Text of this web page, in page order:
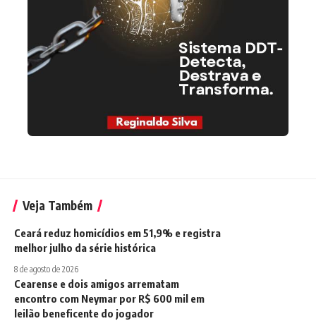
Veja Também
Ceará reduz homicídios em 51,9% e registra
melhor julho da série histórica
8 de agosto de 2026
Cearense e dois amigos arrematam
encontro com Neymar por R$ 600 mil em
leilão beneficente do jogador